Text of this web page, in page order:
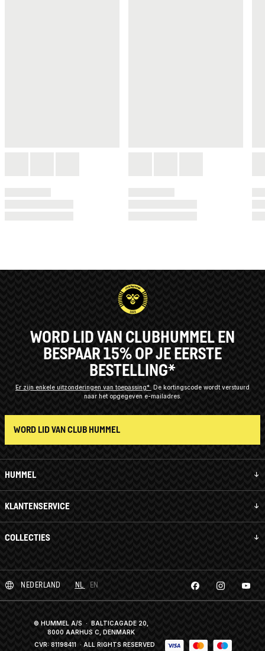
HUMMEL
KLANTENSERVICE
COLLECTIES
WORD LID VAN CLUBHUMMEL EN
BESPAAR 15% OP JE EERSTE
BESTELLING*
Er zijn enkele uitzonderingen van toepassing*
De kortingscode wordt verstuurd
naar het opgegeven e-mailadres.
WORD LID VAN CLUB HUMMEL
NEDERLAND NL EN
© HUMMEL A/S · BALTICAGADE 20,
8000 AARHUS C, DENMARK
CVR: 81198411 · ALL RIGHTS RESERVED